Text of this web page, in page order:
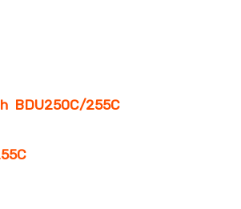
BDU250C/255C